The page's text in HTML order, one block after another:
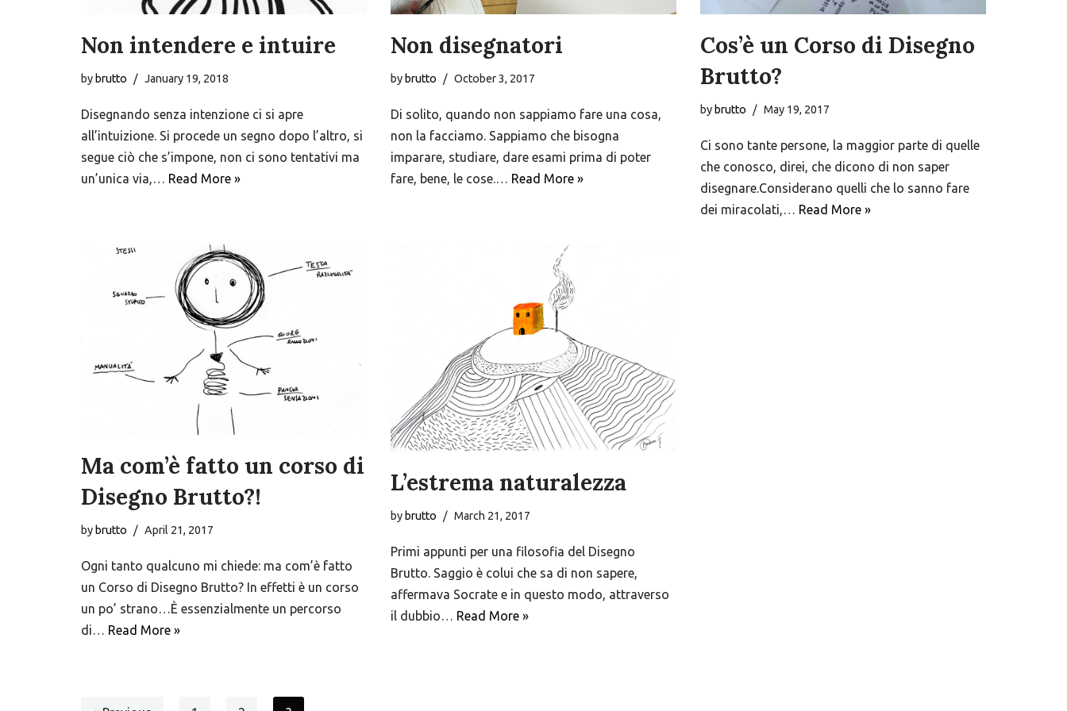
Non intendere e intuire
bybrutto January 19, 2018
Disegnando senza intenzione ci si apre
all’intuizione. Si procede un segno dopo l’altro, si
segue ciò che s’impone, non ci sono tentativi ma
un’unica via,… Read More »
Non disegnatori
bybrutto October 3, 2017
Di solito, quando non sappiamo fare una cosa,
non la facciamo. Sappiamo che bisogna
imparare, studiare, dare esami prima di poter
fare, bene, le cose.… Read More »
Cos’è un Corso di Disegno
Brutto?
bybrutto May 19, 2017
Ci sono tante persone, la maggior parte di quelle
che conosco, direi, che dicono di non saper
disegnare.Considerano quelli che lo sanno fare
dei miracolati,… Read More »
Ma com’è fatto un corso di
Disegno Brutto?!
bybrutto April 21, 2017
Ogni tanto qualcuno mi chiede: ma com’è fatto
un Corso di Disegno Brutto? In effetti è un corso
un po’ strano…È essenzialmente un percorso
di… Read More »
L’estrema naturalezza
by brutto March 21, 2017
Primi appunti per una filosofia del Disegno
Brutto. Saggio è colui che sa di non sapere,
affermava Socrate e in questo modo, attraverso
il dubbio… Read More »